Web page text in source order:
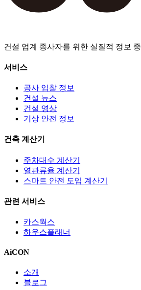
건설 업계 종사자를 위한 실질적 정보
서비스
공사 입찰 정보
건설 뉴스
건설 영상
기상 안전 정보
건축 계산기
주차대수 계산기
열관류율 계산기
스마트 안전 도입 계산기
관련 서비스
카스웍스
하우스플래너
AiCON
소개
블로그